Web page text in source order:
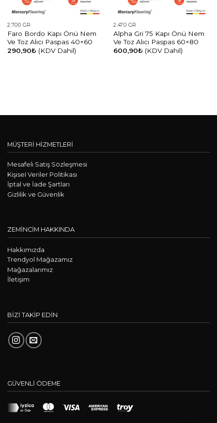
2.700 GR
Faro Bordo Kapı Önü Nem
Ve Toz Alıcı Paspas 40×60
290,90₺ (KDV Dahil)
2.470 GR
Alpha Gri 75 Kapı Önü Nem
Ve Toz Alıcı Paspas 60×80
600,90₺ (KDV Dahil)
MÜŞTERİ HİZMETLERİ
Mesafeli Satış Sözleşmesi
KişiseI Veriler Politikası
İptal ve İade Şartları
Gizlilik ve Güvenlik
ZEMİNCİM HAKKINDA
Hakkımızda
Trendyol Mağazamız
Mağazalarımız
İletişim
BİZİ TAKİP EDİN
GÜVENLİ ÖDEME